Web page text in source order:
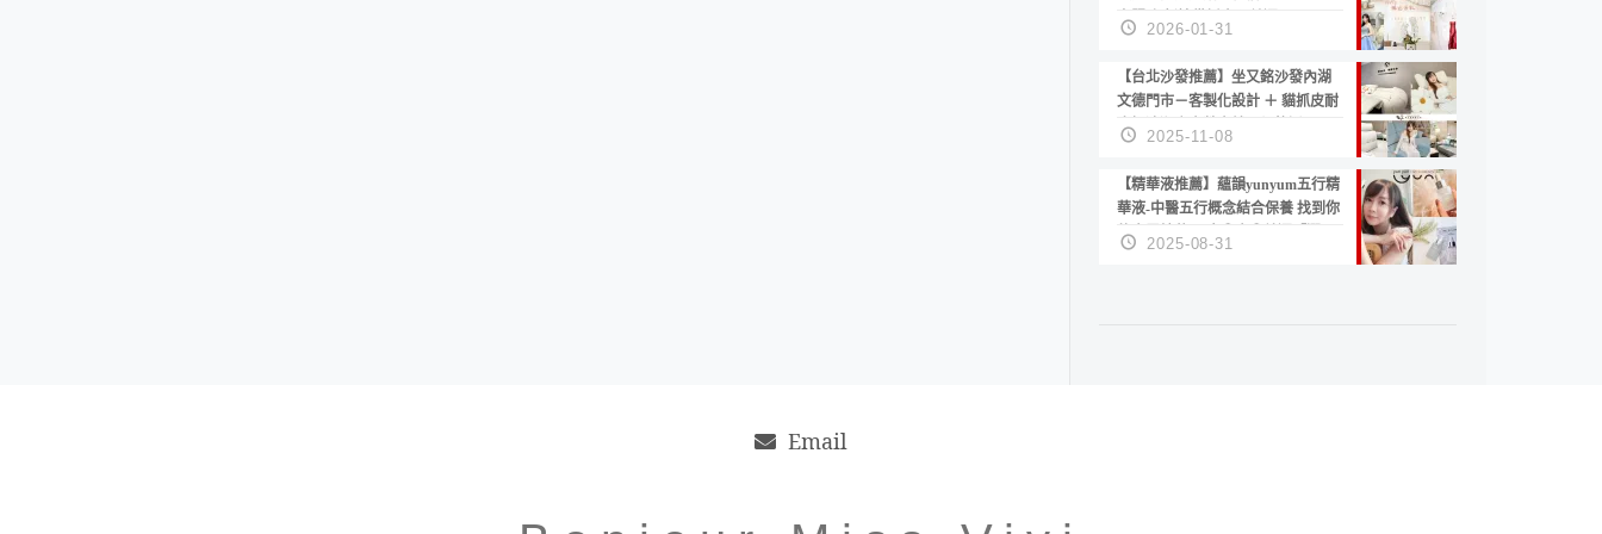
套服務 新娘備婚省心首選！
2026-01-31
【台北沙發推薦】坐又銘沙發內湖
文德門市－客製化設計 ＋ 貓抓皮耐
磨好清潔｜直營直銷、價格透明
高CP值打造夢想居家風格
2025-11-08
【精華液推薦】蘊韻yunyum五行精
華液-中醫五行概念結合保養 找到你
的專屬精華！ 水㊀土㊀就選「潤・
賦精華」維持肌膚剛剛好的平衡
2025-08-31
Email